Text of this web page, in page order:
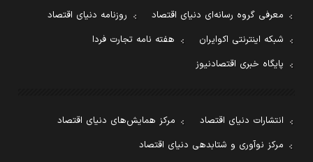
معرفی گروه رسانه‌ای دنیای اقتصاد
روزنامه دنیای اقتصاد
شبکه اینترنتی اکوایران
هفته نامه تجارت فردا
پایگاه خبری اقتصادنیوز
انتشارات دنیای اقتصاد
مرکز همایش‌های دنیای اقتصاد
مرکز نوآوری و شتابدهی دنیای اقتصاد